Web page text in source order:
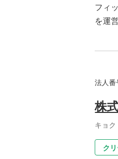
フィ
を運
法人番
株
キョク
ク